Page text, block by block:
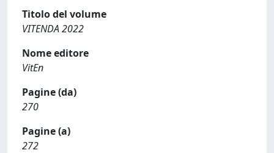
Titolo del volume
VITENDA 2022
Nome editore
VitEn
Pagine (da)
270
Pagine (a)
272